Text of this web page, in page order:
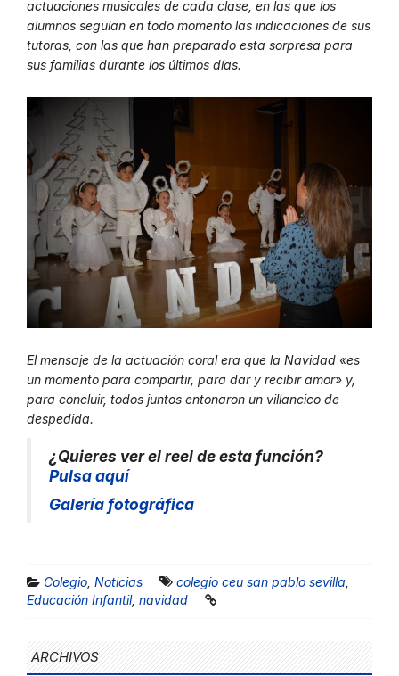
actuaciones musicales de cada clase, en las que los
alumnos seguían en todo momento las indicaciones de sus
tutoras, con las que han preparado esta sorpresa para
sus familias durante los últimos días.
El mensaje de la actuación coral era que la Navidad «es
un momento para compartir, para dar y recibir amor» y,
para concluir, todos juntos entonaron un villancico de
despedida.
¿Quieres ver el reel de esta función?
Pulsa aquí
Galería fotográfica
Colegio Noticias colegio ceu san pablo sevilla
Educación Infantil, navidad
ARCHIVOS